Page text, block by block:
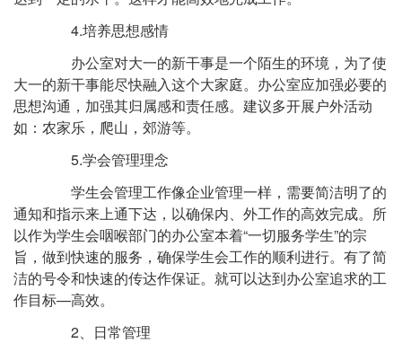
4.培养思想感情
办公室对大一的新干事是一个陌生的环境，为了使
大一的新干事能尽快融入这个大家庭。办公室应加强必要的
思想沟通，加强其归属感和责任感。建议多开展户外活动
如：农家乐，爬山，郊游等。
5.学会管理理念
学生会管理工作像企业管理一样，需要简洁明了的
通知和指示来上通下达，以确保内、外工作的高效完成。所
以作为学生会咽喉部门的办公室本着“一切服务学生”的宗
旨，做到快速的服务，确保学生会工作的顺利进行。有了简
洁的号令和快速的传达作保证。就可以达到办公室追求的工
作目标—高效。
2、日常管理